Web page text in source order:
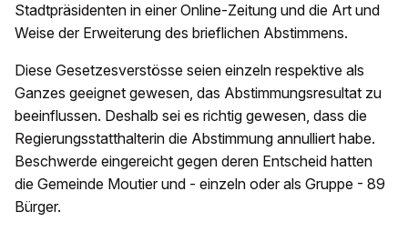
Stadtpräsidenten in einer Online-Zeitung und die Art und
Weise der Erweiterung des brieflichen Abstimmens.
Diese Gesetzesverstösse seien einzeln respektive als
Ganzes geeignet gewesen, das Abstimmungsresultat zu
beeinflussen. Deshalb sei es richtig gewesen, dass die
Regierungsstatthalterin die Abstimmung annulliert habe.
Beschwerde eingereicht gegen deren Entscheid hatten
die Gemeinde Moutier und - einzeln oder als Gruppe - 89
Bürger.